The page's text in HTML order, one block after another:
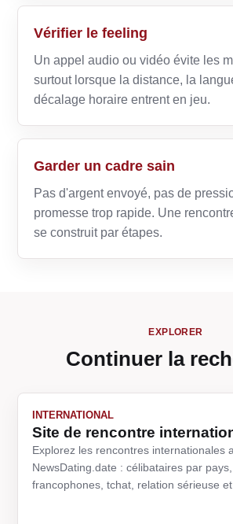
Vérifier le feeling
Un appel audio ou vidéo évite les
surtout lorsque la distance, la
décalage horaire entrent en jeu.
Garder un cadre sain
Pas d'argent envoyé, pas de
promesse trop rapide. Une
se construit par étapes.
EXPLORER
Continuer la
INTERNATIONAL
Site de rencontre
Explorez les rencontres internationales
NewsDating.date : célibataires par
francophones, tchat, relation sérieuse